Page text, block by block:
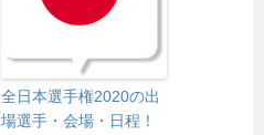
全日本選手権2020の出
場選手・会場・日程！